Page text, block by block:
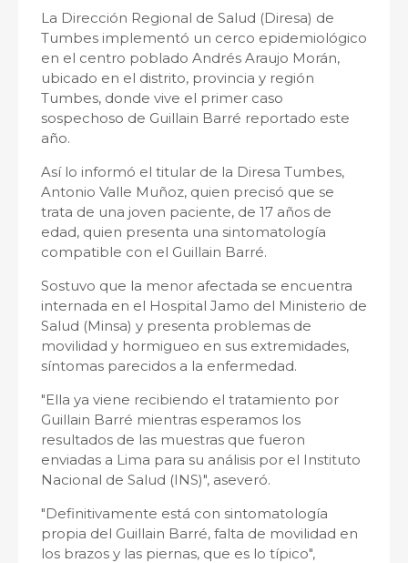
La Dirección Regional de Salud (Diresa) de
Tumbes implementó un cerco epidemiológico
en el centro poblado Andrés Araujo Morán,
ubicado en el distrito, provincia y región
Tumbes, donde vive el primer caso
sospechoso de Guillain Barré reportado este
año.
Así lo informó el titular de la Diresa Tumbes,
Antonio Valle Muñoz, quien precisó que se
trata de una joven paciente, de 17 años de
edad, quien presenta una sintomatología
compatible con el Guillain Barré.
Sostuvo que la menor afectada se encuentra
internada en el Hospital Jamo del Ministerio de
Salud (Minsa) y presenta problemas de
movilidad y hormigueo en sus extremidades,
síntomas parecidos a la enfermedad.
"Ella ya viene recibiendo el tratamiento por
Guillain Barré mientras esperamos los
resultados de las muestras que fueron
enviadas a Lima para su análisis por el Instituto
Nacional de Salud (INS)", aseveró.
"Definitivamente está con sintomatología
propia del Guillain Barré, falta de movilidad en
los brazos y las piernas, que es lo típico",